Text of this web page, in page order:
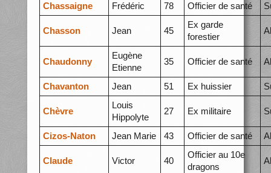
Chassaigne Frédéric 78 Officier de santé
Chasson Jean 45
Ex garde
forestier
Chaudonny
Eugène
Etienne
35 Officier de santé
Chavanton Jean 51 Ex huissier
Chèvre
Louis
Hippolyte
27 Ex militaire
Cizos-Naton Jean Marie 43 Officier de santé
Claude Victor 40
Officier au 10e
dragons